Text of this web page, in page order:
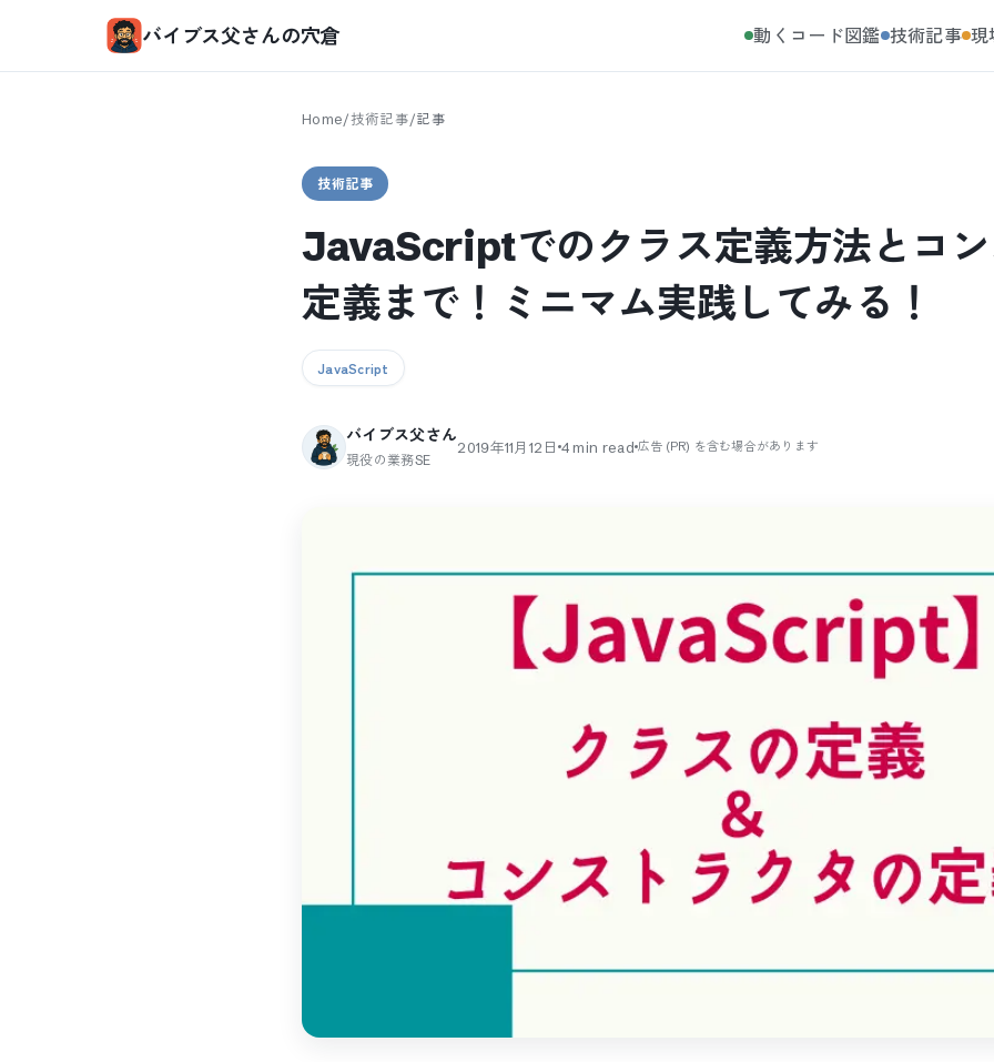
バイブス父さんの穴倉 動くコード図鑑 技術記事 現
Home/技術記事/記事
技術記事
JavaScriptでのクラス定義方法とコン
定義まで！ミニマム実践してみる！
JavaScript
バイブス父さん
現役の業務SE
2019年11月12日 4min read 広告 (PR) を含む場合があります